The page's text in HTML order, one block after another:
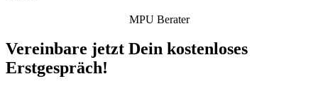
MPU Berater
Vereinbare jetzt Dein kostenloses
Erstgespräch!